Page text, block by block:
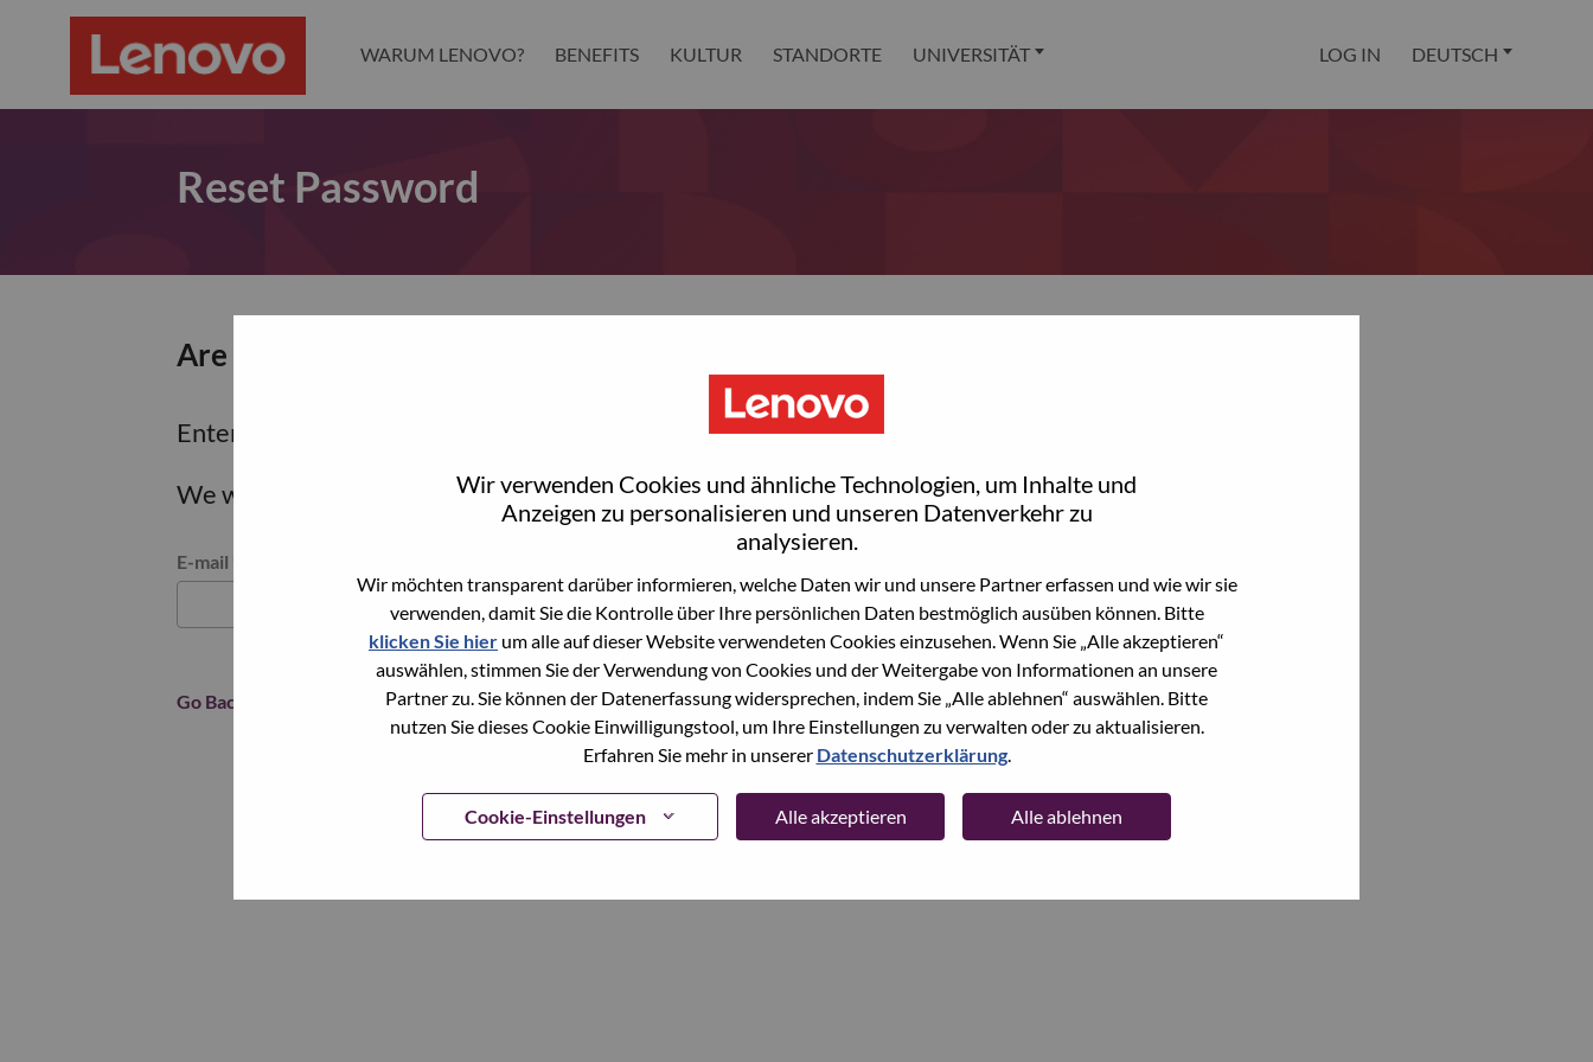
Wir verwenden Cookies und ähnliche Technologien, um Inhalte und
Anzeigen zu personalisieren und unseren Datenverkehr zu
analysieren.
Wir möchten transparent darüber informieren, welche Daten wir und unsere Partner erfassen und wie wir sie
verwenden, damit Sie die Kontrolle über Ihre persönlichen Daten bestmöglich ausüben können. Bitte
klicken Sie hier um alle auf dieser Website verwendeten Cookies einzusehen. Wenn Sie „Alle akzeptieren“
auswählen, stimmen Sie der Verwendung von Cookies und der Weitergabe von Informationen an unsere
Partner zu. Sie können der Datenerfassung widersprechen, indem Sie „Alle ablehnen“ auswählen. Bitte
nutzen Sie dieses Cookie Einwilligungstool, um Ihre Einstellungen zu verwalten oder zu aktualisieren.
Erfahren Sie mehr in unserer Datenschutzerklärung.
Cookie-Einstellungen Alle akzeptieren Alle ablehnen
WARUM LENOVO? BENEFITS KULTUR STANDORTE UNIVERSITÄT LOG IN DEUTSCH
Reset Password
Are you sure you want to reset your password?
Enter the email address associated with your account, then click "Continue".
We will email you a link to reset your password.
Reset password with your e-mail
E-mail
Continue
Go Back